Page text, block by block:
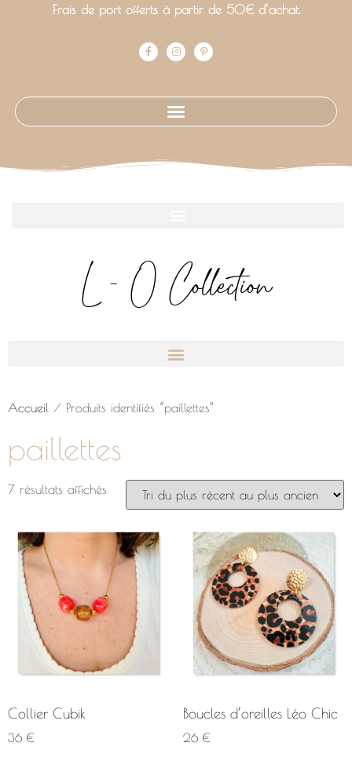
Frais de port offerts à partir de 50€ d’achat.
L - O Collection
Accueil / Produits identifiés “paillettes”
paillettes
7 résultats affichés
Collier Cubik
36 €
Boucles d’oreilles Léo Chic
26 €